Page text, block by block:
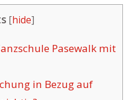
[hide]
Pasewalk mit
in Bezug auf